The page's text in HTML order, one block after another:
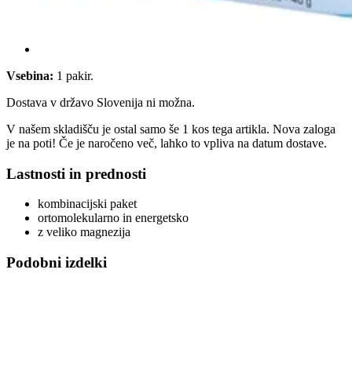
Vsebina: 1 pakir.
Dostava v državo Slovenija ni možna.
V našem skladišču je ostal samo še 1 kos tega artikla. Nova zaloga
je na poti! Če je naročeno več, lahko to vpliva na datum dostave.
Lastnosti in prednosti
kombinacijski paket
ortomolekularno in energetsko
z veliko magnezija
Podobni izdelki